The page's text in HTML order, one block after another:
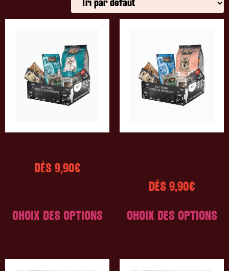
DÈS 9,90€
CHOIX DES OPTIONS
DÈS 9,90€
CHOIX DES OPTIONS